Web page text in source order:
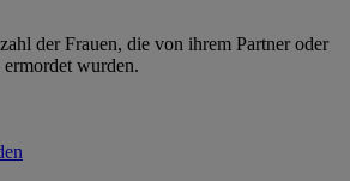
der Frauen, die von ihrem Partner oder
wurden.